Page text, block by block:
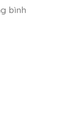
bình